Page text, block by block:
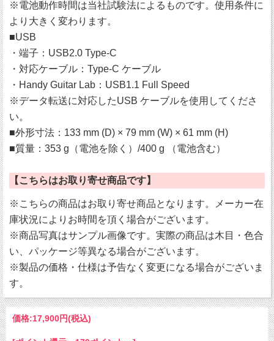
※電池動作時間は当社試験法によるものです。使用条件に
より大きく変わります。
■USB
・端子：USB2.0 Type-C
・対応ケーブル：Type-C ケーブル
・Handy Guitar Lab：USB1.1 Full Speed
※データ転送に対応したUSB ケーブルを使用してくださ
い。
■外形寸法：133 mm (D) × 79 mm (W) × 61 mm (H)
■質量：353 g（電池を除く）/400 g （電池含む）
【こちらはお取り寄せ商品です】
※こちらの商品はお取り寄せ商品となります。メーカー在
庫状況によりお時間を頂く場合がございます。
※商品写真はサンプル画像です。実際の商品は木目・色合
い、パッケージ等異なる場合がございます。
※製品の価格・仕様は予告なく変更になる場合がございま
す。
価格:17,900円(税込)